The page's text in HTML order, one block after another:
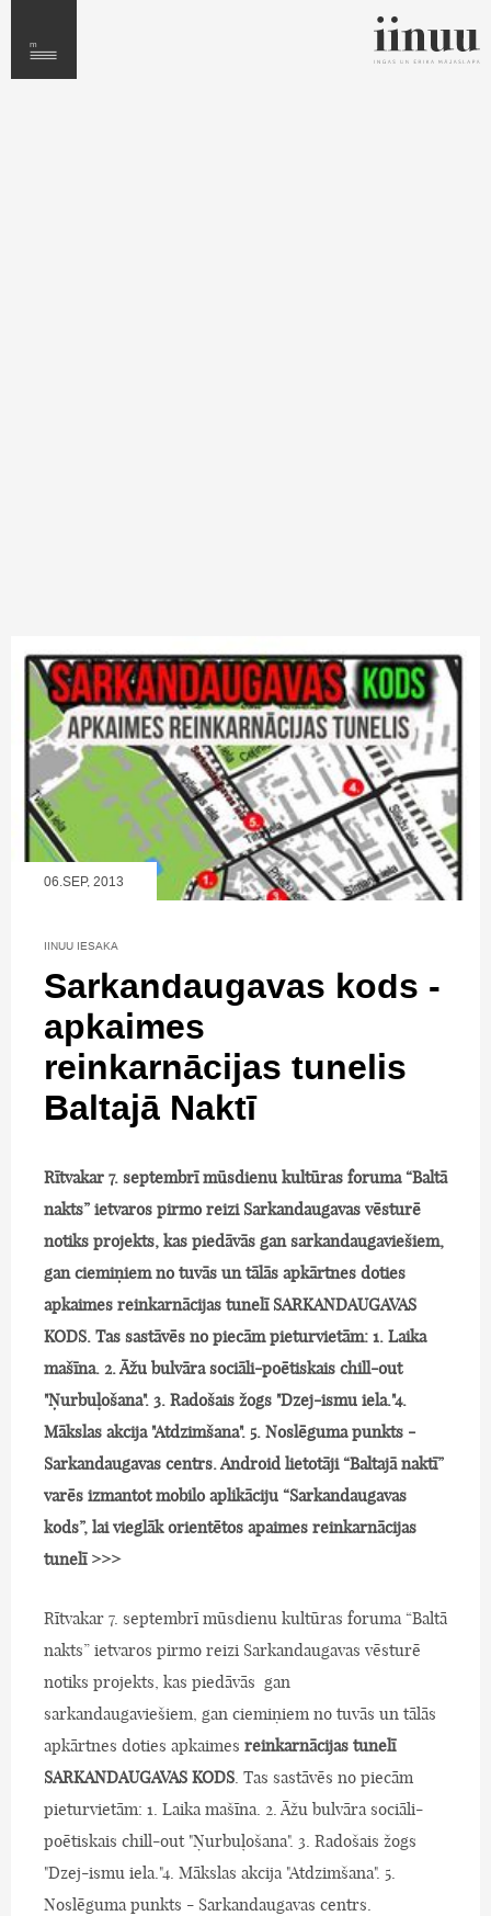
06.SEP, 2013
IINUU IESAKA
Sarkandaugavas kods -
apkaimes
reinkarnācijas tunelis
Baltajā Naktī
Rītvakar 7. septembrī mūsdienu kultūras foruma “Baltā
nakts” ietvaros pirmo reizi Sarkandaugavas vēsturē
notiks projekts, kas piedāvās gan sarkandaugaviešiem,
gan ciemiņiem no tuvās un tālās apkārtnes doties
apkaimes reinkarnācijas tunelī SARKANDAUGAVAS
KODS. Tas sastāvēs no piecām pieturvietām: 1. Laika
mašīna. 2. Āžu bulvāra sociāli-poētiskais chill-out
"Ņurbuļošana". 3. Radošais žogs "Dzej-ismu iela."4.
Mākslas akcija "Atdzimšana". 5. Noslēguma punkts -
Sarkandaugavas centrs. Android lietotāji “Baltajā naktī”
varēs izmantot mobilo aplikāciju “Sarkandaugavas
kods”, lai vieglāk orientētos apaimes reinkarnācijas
tunelī >>>
Rītvakar 7. septembrī mūsdienu kultūras foruma “Baltā
nakts” ietvaros pirmo reizi Sarkandaugavas vēsturē
notiks projekts, kas piedāvās gan
sarkandaugaviešiem, gan ciemiņiem no tuvās un tālās
apkārtnes doties apkaimes reinkarnācijas tunelī
SARKANDAUGAVAS KODS . Tas sastāvēs no piecām
pieturvietām: 1. Laika mašīna. 2. Āžu bulvāra sociāli-
poētiskais chill-out "Ņurbuļošana". 3. Radošais žogs
"Dzej-ismu iela."4. Mākslas akcija "Atdzimšana". 5.
Noslēguma punkts - Sarkandaugavas centrs.